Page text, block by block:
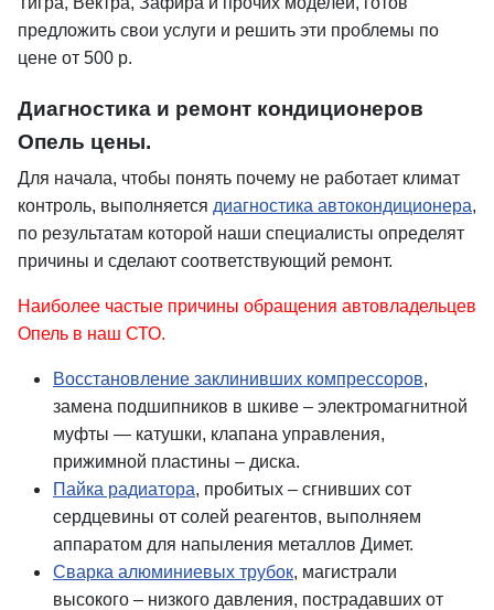
предложить свои услуги и решить эти проблемы по
цене от 500 р.
Диагностика и ремонт кондиционеров
Опель цены.
Для начала, чтобы понять почему не работает климат
контроль, выполняется диагностика автокондиционера,
по результатам которой наши специалисты определят
причины и сделают соответствующий ремонт.
Наиболее частые причины обращения автовладельцев
Опель в наш СТО.
Восстановление заклинивших компрессоров,
замена подшипников в шкиве – электромагнитной
муфты — катушки, клапана управления,
прижимной пластины – диска.
Пайка радиатора, пробитых – сгнивших сот
сердцевины от солей реагентов, выполняем
аппаратом для напыления металлов Димет.
Сварка алюминиевых трубок, магистрали
высокого – низкого давления, пострадавших от